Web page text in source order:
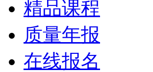
精品课程
质量年报
在线报名